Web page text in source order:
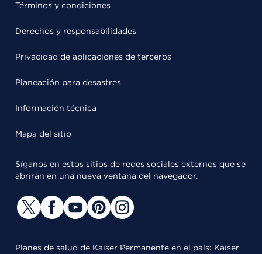
Términos y condiciones
Derechos y responsabilidades
Privacidad de aplicaciones de terceros
Planeación para desastres
Información técnica
Mapa del sitio
Síganos en estos sitios de redes sociales externos que se
abrirán en una nueva ventana del navegador.
Planes de salud de Kaiser Permanente en el país: Kaiser